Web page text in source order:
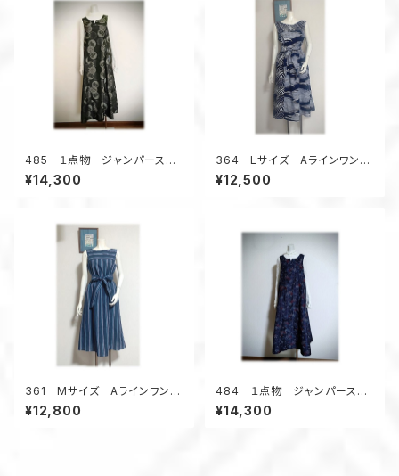
485 １点物 ジャンパースカ
ート テントラインワンピース
大島紬 小さいサイズ 黒
¥14,300
364 Lサイズ Aラインワンピ
ース ジャンパースカート デッ
ドストック浴衣地 2種類の浴
¥12,500
361 Mサイズ Aラインワンピ
ース ジャンパースカート しじ
ら織りデッドストック浴衣 夏の
¥12,800
484 １点物 ジャンパースカ
ート テントラインワンピース
大島紬 花柄 小さいサイズ
¥14,300